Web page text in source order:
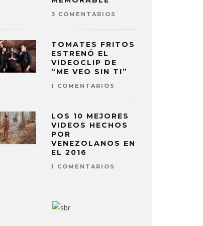
3 COMENTARIOS
TOMATES FRITOS
ESTRENÓ EL
VIDEOCLIP DE
“ME VEO SIN TI”
1 COMENTARIOS
LOS 10 MEJORES
VIDEOS HECHOS
POR
VENEZOLANOS EN
EL 2016
1 COMENTARIOS